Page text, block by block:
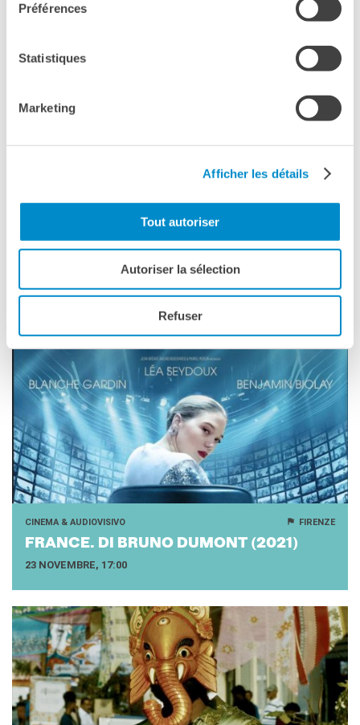
Préférences
Statistiques
Marketing
Afficher les détails
Tout autoriser
Autoriser la sélection
Refuser
IL GRAN­DE CI­NE­MA D'AU­TO­RE: "LA
19 OTTOBRE, 17:00
CINEMA & AUDIOVISIVO
"UNE FA­MIL­LE" DI CHRI­STI­NE ANGOT
CINEMA & AUDIOVISIVO FIRENZE
FRAN­CE. DI BRUNO DU­MONT (2021)
23 NOVEMBRE, 17:00